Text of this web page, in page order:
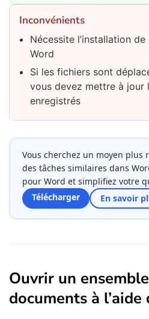
Inconvénients
Nécessite l’installation
Word
Si les fichiers sont
vous devez mettre à jour
enregistrés
Vous cherchez un moyen plus
des tâches similaires dans
pour Word et simplifiez votre
Télécharger
En savoir
Ouvrir un
documents à l’aide